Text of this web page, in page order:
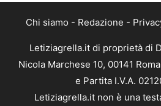
Chi siamo - Redazione -
Letiziagrella.it di proprietà di
Nicola Marchese 10, 00141
e Partita I.V.A.
Letiziagrella.it non è una